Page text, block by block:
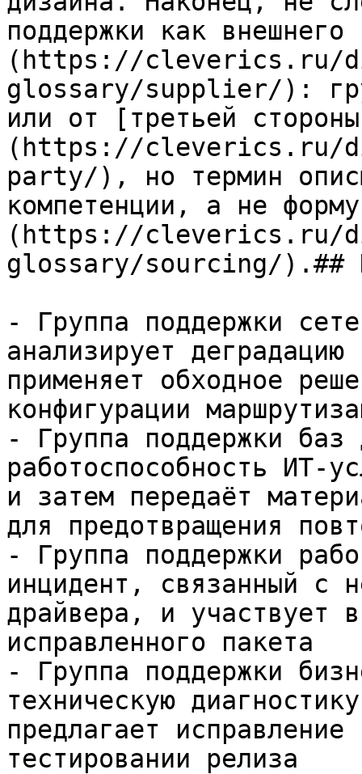
поддержки как
(https://cleverics.ru/
glossary/supplier/):
или от [третьей
(https://cleverics.ru/
party/), но термин
компетенции, а не
(https://cleverics.ru/
glossary/sourcing/).##
- Группа поддержки
анализирует деградацию
применяет обходное
конфигурации
- Группа поддержки баз
работоспособность ИТ-
и затем передаёт
для предотвращения
- Группа поддержки
инцидент, связанный с
драйвера, и участвует
исправленного пакета
- Группа поддержки
техническую
предлагает
тестировании релиза